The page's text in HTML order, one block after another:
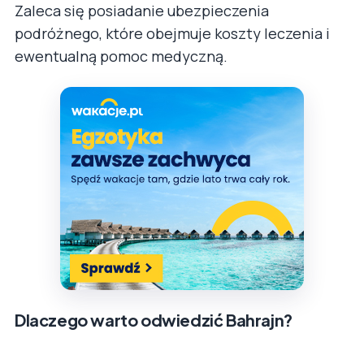
Zaleca się posiadanie ubezpieczenia
podróżnego, które obejmuje koszty leczenia i
ewentualną pomoc medyczną.
Dlaczego warto odwiedzić Bahrajn?